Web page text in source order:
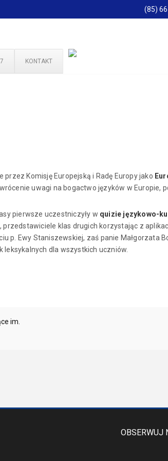
(85)
KONTAKT
Komisję Europejską i Radę Europy jako
uwagi na bogactwo języków w Europie,
pierwsze uczestniczyły w quizie językowo-
klas drugich korzystając z
p. Ewy Staniszewskiej, zaś panie Małgorzata
dla wszystkich uczniów.
OBSERWUJ